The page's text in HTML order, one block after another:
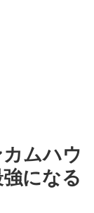
ムハウ
になる